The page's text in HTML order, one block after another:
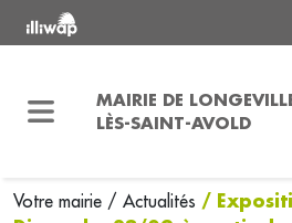
MAIRIE DE
LÈS-SAINT-AVOLD
Votre mairie / Actualités /